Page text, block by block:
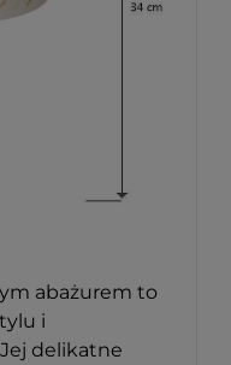
abażurem to
i
delikatne